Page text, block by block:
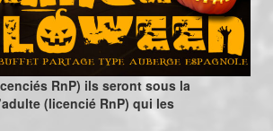
RnP) ils seront sous la
(licencié RnP) qui les